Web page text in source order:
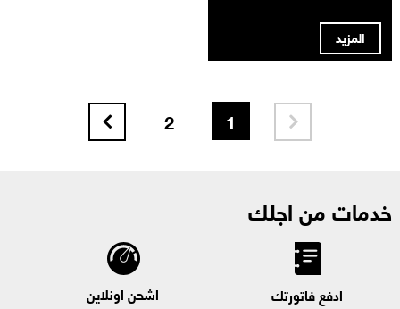
المزيد

1
2

خدمات من اجلك
ادفع فاتورتك اشحن اونلاين